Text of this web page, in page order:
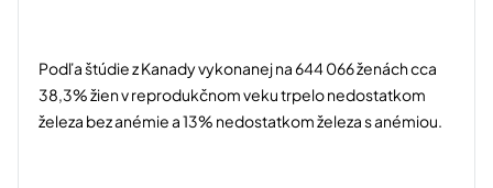
Podľa štúdie z Kanady vykonanej na 644 066 ženách cca
38,3% žien v reprodukčnom veku trpelo nedostatkom
železa bez anémie a 13% nedostatkom železa s anémiou.